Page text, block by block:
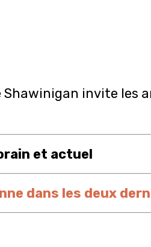
Shawinigan invite les
et actuel
dans les deux